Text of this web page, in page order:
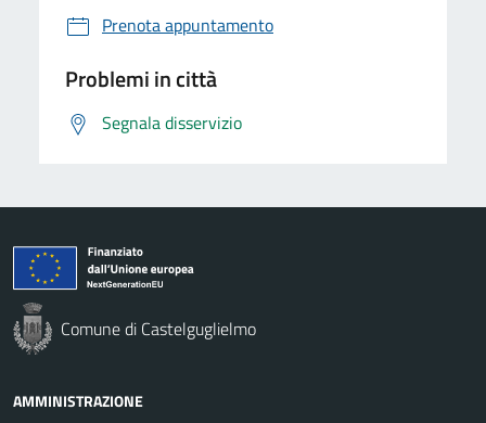
Prenota appuntamento
Problemi in città
Segnala disservizio
Comune di Castelguglielmo
AMMINISTRAZIONE